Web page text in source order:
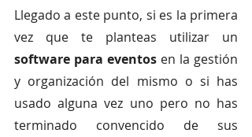
Llegado a este punto, si es la primera
software para eventos en la gestión
y organización del mismo o si has
usado alguna vez uno pero no has
terminado convencido de sus